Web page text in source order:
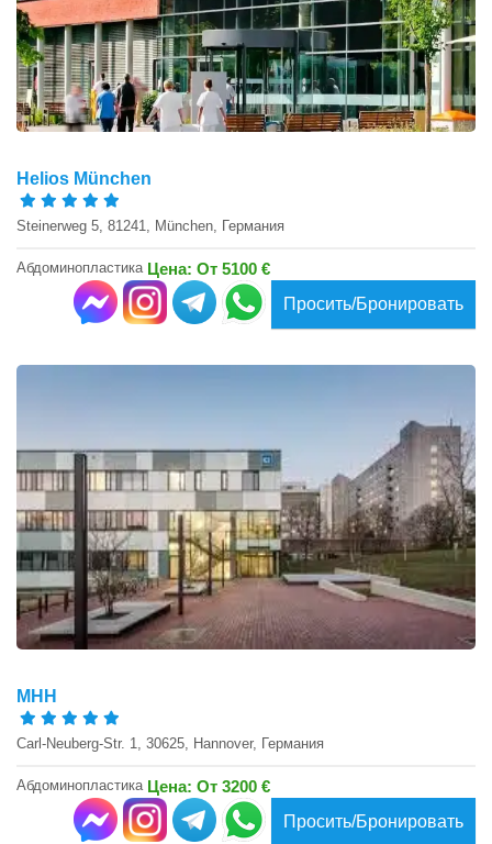
Helios München
Steinerweg 5, 81241, München, Германия
Абдоминопластика Цена: От 5100 €
Просить/Бронировать
MHH
Carl-Neuberg-Str. 1, 30625, Hannover, Германия
Абдоминопластика Цена: От 3200 €
Просить/Бронировать